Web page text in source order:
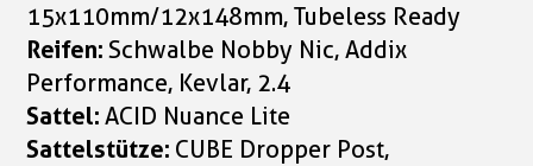
15x110mm/12x148mm, Tubeless Ready
Reifen:Schwalbe Nobby Nic, Addix
Performance, Kevlar, 2.4
Sattel:ACID Nuance Lite
Sattelstütze: CUBE Dropper Post,